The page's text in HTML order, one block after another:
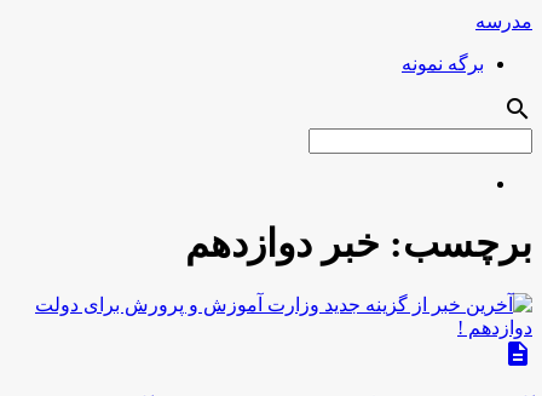
مدرسه
برگه نمونه
search
برچسب: خبر دوازدهم
description